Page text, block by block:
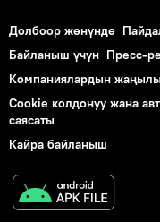
Долбоор жөнүндө
Байланыш үчүн Пресс-
Компаниялардын
Cookie колдонуу жана
саясаты
Кайра байланыш